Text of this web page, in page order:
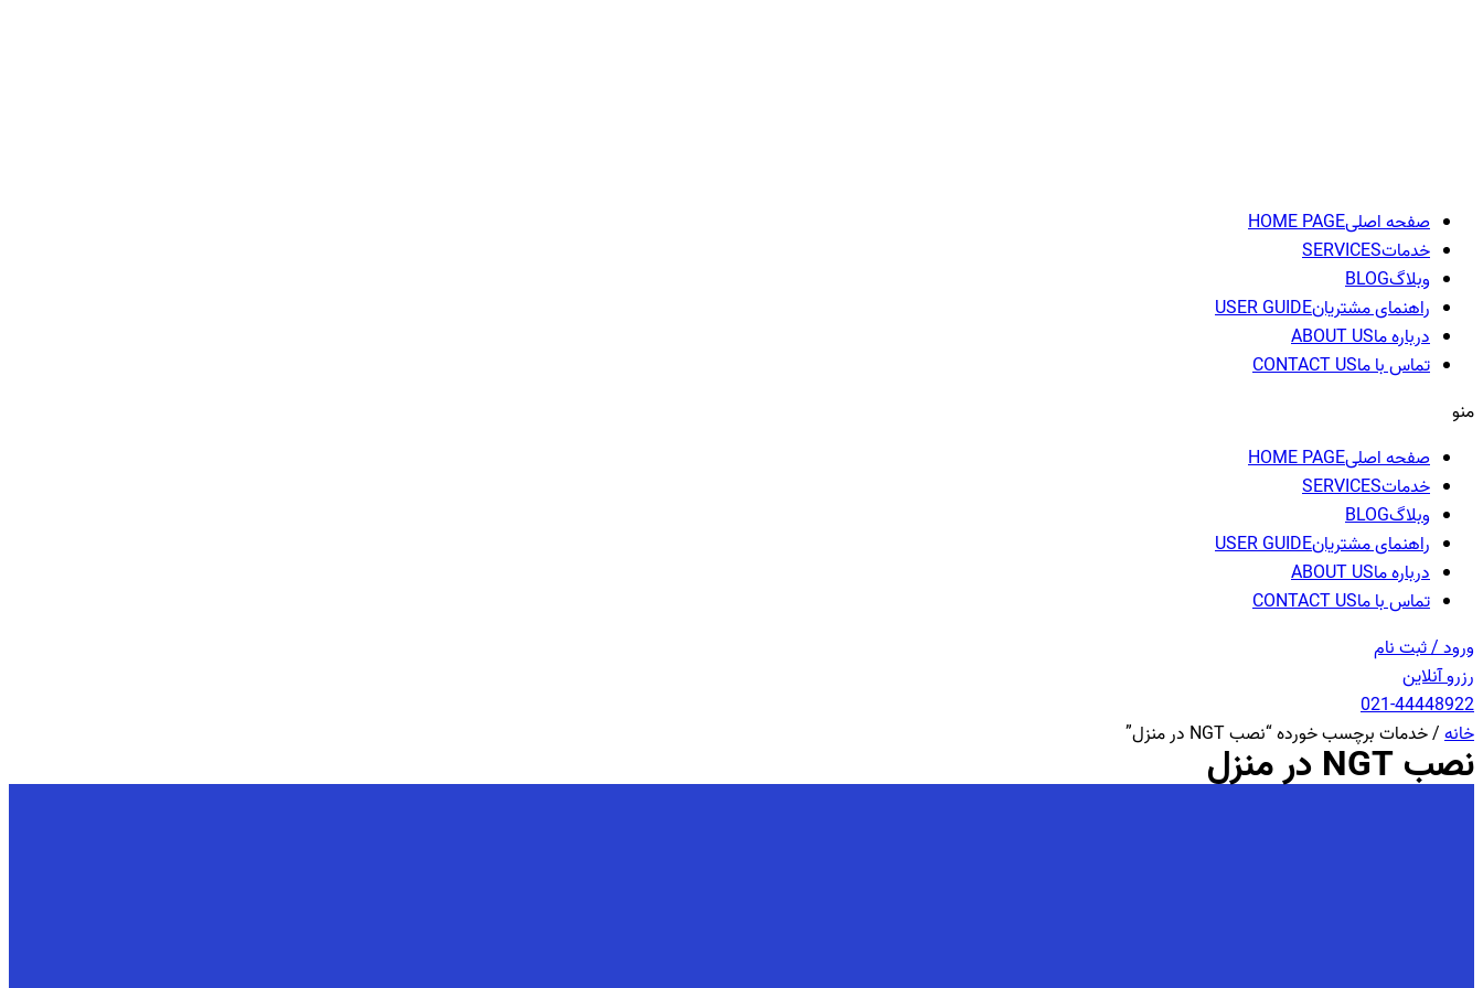
صفحه اصلیHOME PAGE
خدماتSERVICES
وبلاگBLOG
راهنمای مشتریانUSER GUIDE
درباره ماABOUT US
تماس با ماCONTACT US
منو
صفحه اصلیHOME PAGE
خدماتSERVICES
وبلاگBLOG
راهنمای مشتریانUSER GUIDE
درباره ماABOUT US
تماس با ماCONTACT US
ورود / ثبت نام
رزرو آنلاین
021-44448922
خانه/ خدمات برچسب خورده “نصب NGT در منزل”
نصب NGT در منزل